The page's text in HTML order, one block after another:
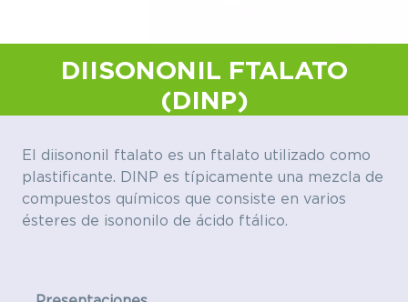
DIISONONIL FTALATO
(DINP)
El diisononil ftalato es un ftalato utilizado como
plastificante. DINP es típicamente una mezcla de
compuestos químicos que consiste en varios
ésteres de isononilo de ácido ftálico.